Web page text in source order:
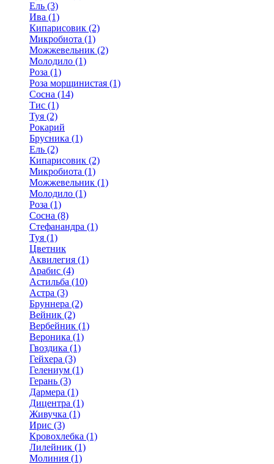
Ель (3)
Ива (1)
Кипарисовик (2)
Микробиота (1)
Можжевельник (2)
Молодило (1)
Роза (1)
Роза морщинистая (1)
Сосна (14)
Тис (1)
Туя (2)
Рокарий
Брусника (1)
Ель (2)
Кипарисовик (2)
Микробиота (1)
Можжевельник (1)
Молодило (1)
Роза (1)
Сосна (8)
Стефанандра (1)
Туя (1)
Цветник
Аквилегия (1)
Арабис (4)
Астильба (10)
Астра (3)
Бруннера (2)
Вейник (2)
Вербейник (1)
Вероника (1)
Гвоздика (1)
Гейхера (3)
Гелениум (1)
Герань (3)
Дармера (1)
Дицентра (1)
Живучка (1)
Ирис (3)
Кровохлебка (1)
Лилейник (1)
Молиния (1)